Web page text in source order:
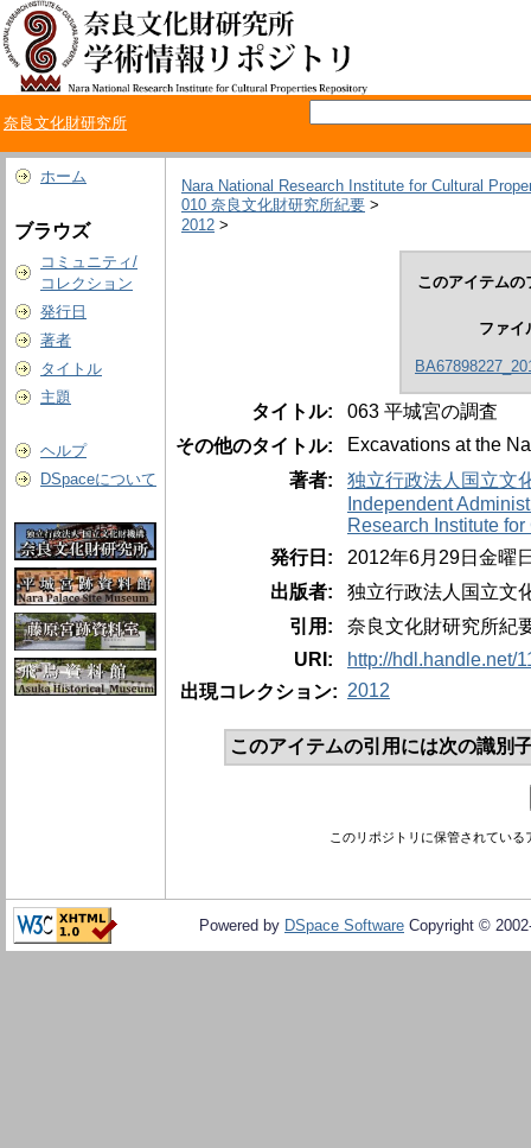
奈良文化財研究所
ホーム
ブラウズ
コミュニティ/
コレクション
発行日
著者
タイトル
主題
ヘルプ
DSpaceについて
Nara National Research Institute for Cultural
010 奈良文化財研究所紀要 >
2012 >
このアイテムの
ファイ
タイトル:
063 平城宮の調査
その他のタイトル:
Excavations at the
著者:
独立行政法人国立文
Independent
Research Institute
発行日:
2012年6月29日金曜
出版者:
独立行政法人国立文
引用:
奈良文化財研究所紀
URI:
http://hdl.handle.net/
出現コレクション: 2012
このアイテムの引用には次の識別
このリポジトリに保管されてい
Powered by DSpace Software Copyright ©